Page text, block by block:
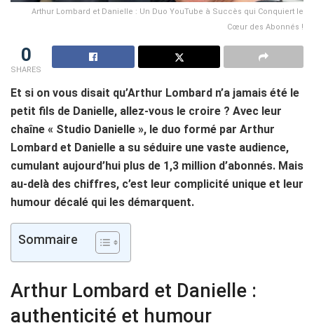
Arthur Lombard et Danielle : Un Duo YouTube à Succès qui Conquiert le
Cœur des Abonnés !
0
SHARES
Et si on vous disait qu’Arthur Lombard n’a jamais été le
petit fils de Danielle, allez-vous le croire ? Avec leur
chaîne « Studio Danielle », le duo formé par Arthur
Lombard et Danielle a su séduire une vaste audience,
cumulant aujourd’hui plus de 1,3 million d’abonnés. Mais
au-delà des chiffres, c’est leur complicité unique et leur
humour décalé qui les démarquent.
Sommaire
Arthur Lombard et Danielle :
authenticité et humour